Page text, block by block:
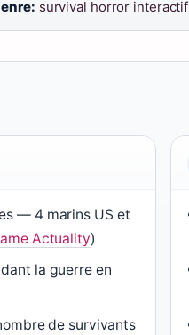
survival horror interactif
— 4 marins US et
Actuality)
la guerre en
de survivants